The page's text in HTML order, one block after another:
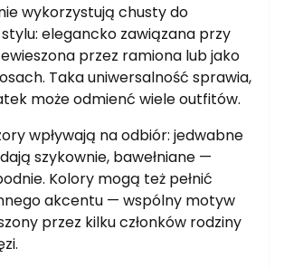
wykorzystują chusty do
elegancko zawiązana przy
przez ramiona lub jako
Taka uniwersalność sprawia,
może odmienć wiele outfitów.
wpływają na odbiór: jedwabne
szykownie, bawełniane —
Kolory mogą też pełnić
akcentu — wspólny motyw
przez kilku członków rodziny